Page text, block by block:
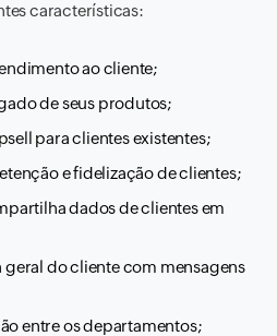
características:
ao cliente;
de seus produtos;
para clientes existentes;
e fidelização de clientes;
dados de clientes em
geral do cliente com mensagens
entre os departamentos;